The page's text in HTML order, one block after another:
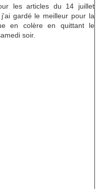
les articles du 14 juillet
gardé le meilleur pour la
en colère en quittant le
soir.